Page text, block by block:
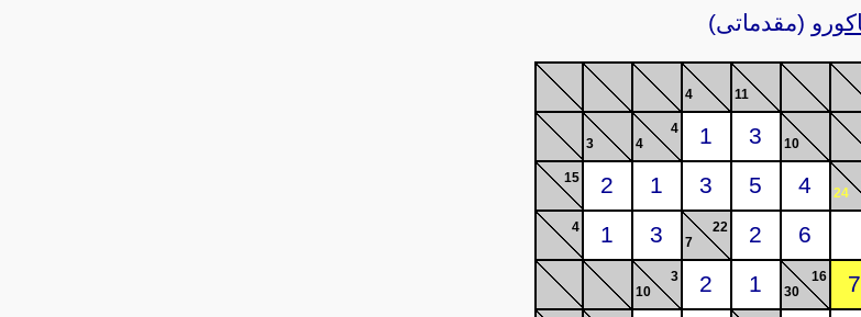
(مقدماتی)
4 11
3
4
4
10
15
24
4
22
7
3
10
16
30